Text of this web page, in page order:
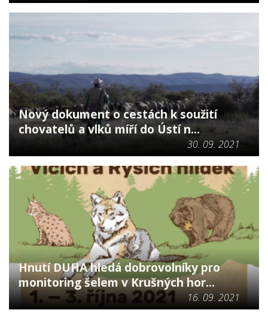
Nový dokument o cestách k soužití
chovatelů a vlků míří do Ústí n...
30. 09. 2021
Hnutí DUHA hledá dobrovolníky pro
monitoring šelem v Krušných hor...
16. 09. 2021